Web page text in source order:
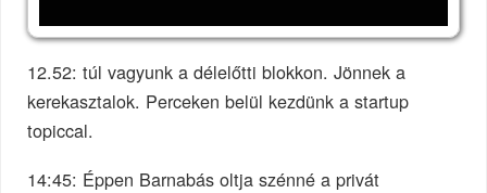
12.52: túl vagyunk a délelőtti blokkon. Jönnek a
kerekasztalok. Perceken belül kezdünk a startup
topiccal.
14:45: Éppen Barnabás oltja szénné a privát